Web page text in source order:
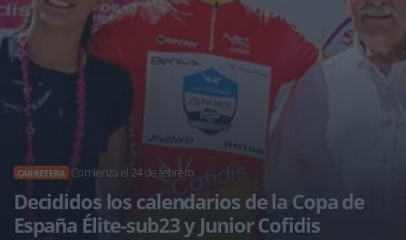
CARRETERA Comienza el 24 de febrero
Decididos los calendarios de la Copa de
España Élite-sub23 y Junior Cofidis